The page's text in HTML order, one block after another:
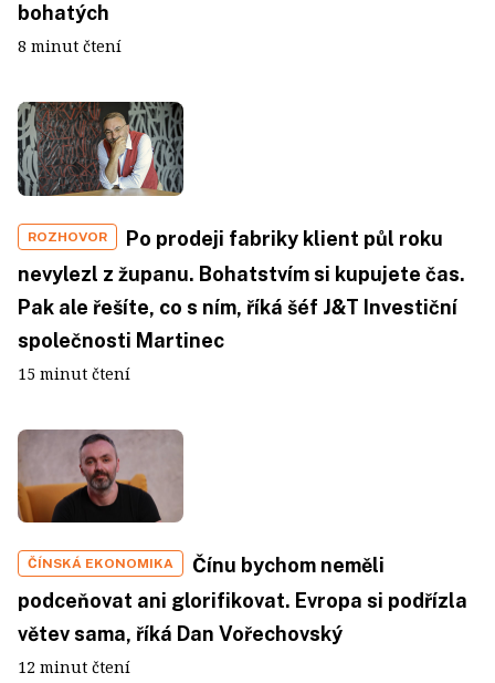
bohatých
8 minut čtení
ROZHOVOR
Po prodeji fabriky klient půl roku
nevylezl z županu. Bohatstvím si kupujete čas.
Pak ale řešíte, co s ním, říká šéf J&T Investiční
společnosti Martinec
15 minut čtení
ČÍNSKÁ EKONOMIKA
Čínu bychom neměli
podceňovat ani glorifikovat. Evropa si podřízla
větev sama, říká Dan Vořechovský
12 minut čtení